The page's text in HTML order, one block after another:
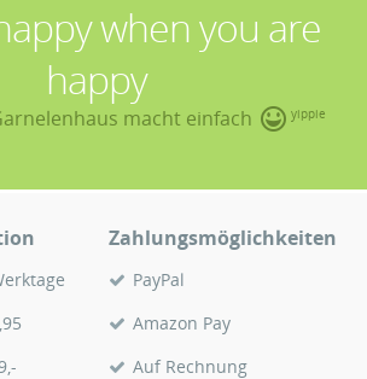
when you are
happy
macht einfach yippie
Zahlungsmöglichkeiten
PayPal
Amazon Pay
Auf Rechnung